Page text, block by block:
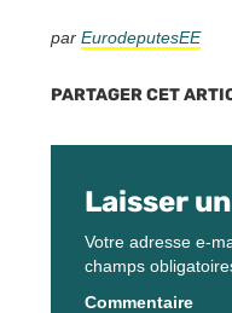
par EurodeputesEE
PARTAGER CET
Laisser
Votre adresse e-
champs
Commentaire